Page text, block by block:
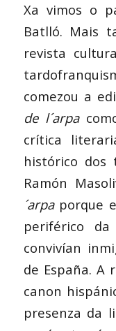
Xa vimos o
Batlló. Mais
revista
comezou a
de l´arpa
crítica
histórico dos
Ramón
´arpaporque
periférico da
convivían
de España. A
canon
presenza da